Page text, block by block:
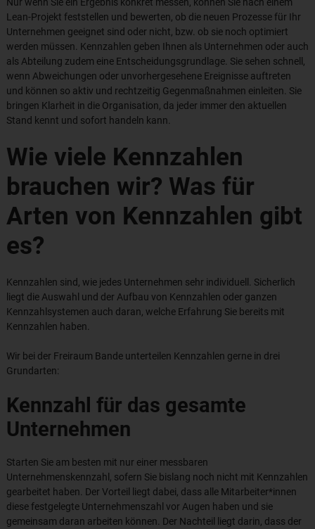
Lean-Projekt feststellen und bewerten, ob die neuen Prozesse für Ihr
Unternehmen geeignet sind oder nicht, bzw. ob sie noch optimiert
werden müssen. Kennzahlen geben Ihnen als Unternehmen oder auch
als Abteilung zudem eine Entscheidungsgrundlage. Sie sehen schnell,
wenn Abweichungen oder unvorhergesehene Ereignisse auftreten
und können so aktiv und rechtzeitig Gegenmaßnahmen einleiten. Sie
bringen Klarheit in die Organisation, da jeder immer den aktuellen
Stand kennt und sofort handeln kann.
Wie viele Kennzahlen
brauchen wir? Was für
Arten von Kennzahlen gibt
es?
Kennzahlen sind, wie jedes Unternehmen sehr individuell. Sicherlich
liegt die Auswahl und der Aufbau von Kennzahlen oder ganzen
Kennzahlsystemen auch daran, welche Erfahrung Sie bereits mit
Kennzahlen haben.
Wir bei der Freiraum Bande unterteilen Kennzahlen gerne in drei
Grundarten:
Kennzahl für das gesamte
Unternehmen
Starten Sie am besten mit nur einer messbaren
Unternehmenskennzahl, sofern Sie bislang noch nicht mit Kennzahlen
gearbeitet haben. Der Vorteil liegt dabei, dass alle Mitarbeiter*innen
diese festgelegte Unternehmenszahl vor Augen haben und sie
gemeinsam daran arbeiten können. Der Nachteil liegt darin, dass der